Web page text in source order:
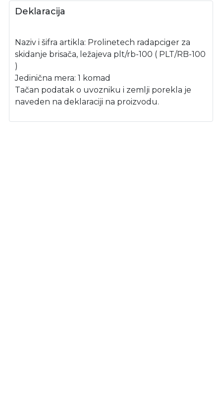
Deklaracija
Naziv i šifra artikla: Prolinetech radapciger za
skidanje brisača, ležajeva plt/rb-100 ( PLT/RB-100
)
Jedinična mera: 1 komad
Tačan podatak o uvozniku i zemlji porekla je
naveden na deklaraciji na proizvodu.